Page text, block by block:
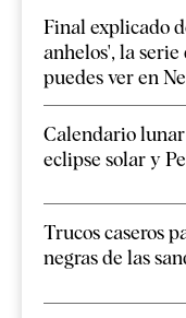
Final explicado
anhelos', la
puedes ver en
Calendario lunar
eclipse solar y
Trucos caseros
negras de las